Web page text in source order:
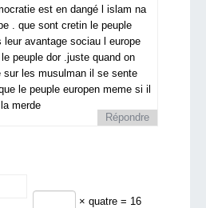
est en dangé l islam na
. que sont cretin le peuple
leur avantage sociau l europe
peuple dor .juste quand on
sur les musulman il se sente
le peuple europen meme si il
merde
Répondre
× quatre = 16